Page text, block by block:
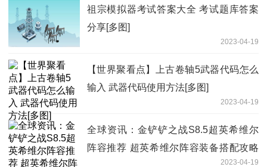
祖宗模拟器考试答案大全 考试题库答案
分享[多图]
2023-04-19
【世界聚看点】上古卷轴5武器代码怎么
输入 武器代码使用方法[多图]
2023-04-19
全球资讯：金铲铲之战S8.5超英希维尔
阵容推荐 超英希维尔阵容装备搭配攻略
2023-04-19